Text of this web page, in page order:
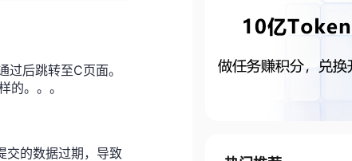
后跳转至C页面。
的。。。
交的数据过期，导致